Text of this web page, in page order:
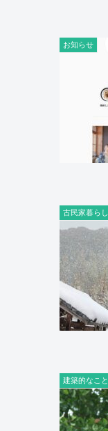
お知らせ
古民家暮らし
建築的なこと